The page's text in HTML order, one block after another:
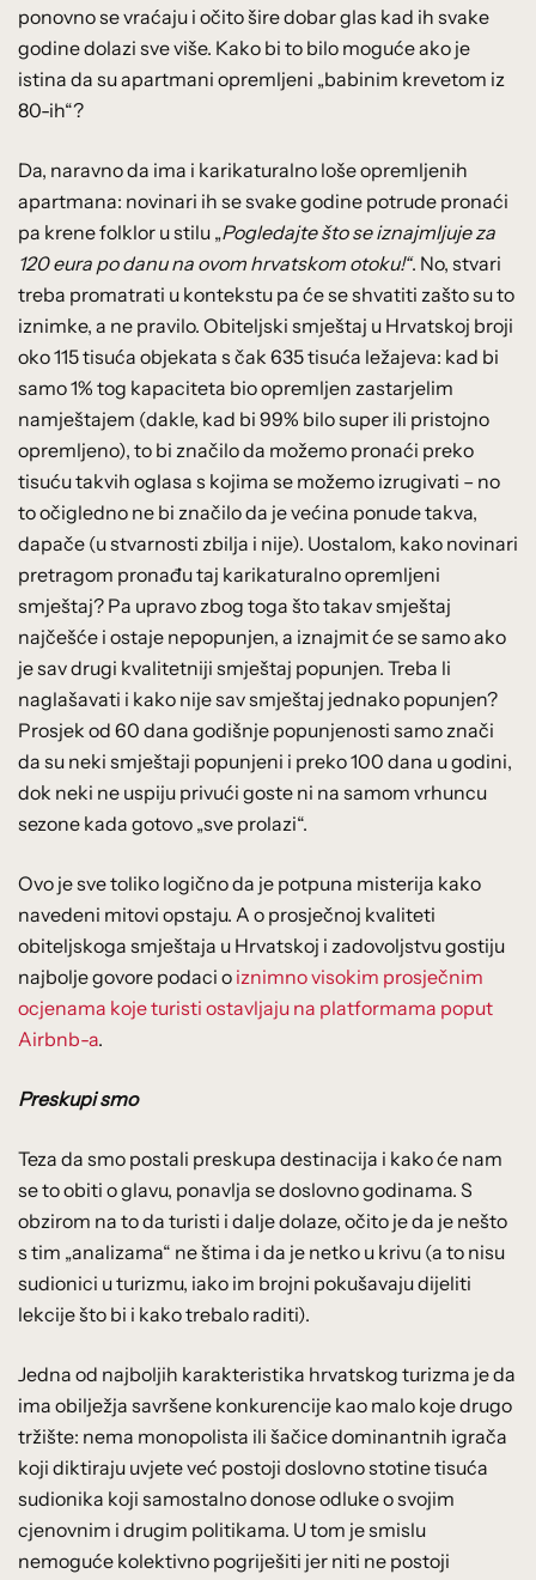
ponovno se vraćaju i očito šire dobar glas kad ih svake
godine dolazi sve više. Kako bi to bilo moguće ako je
istina da su apartmani opremljeni „babinim krevetom iz
80-ih“?
Da, naravno da ima i karikaturalno loše opremljenih
apartmana: novinari ih se svake godine potrude pronaći
pa krene folklor u stilu „Pogledajte što se iznajmljuje za
120 eura po danu na ovom hrvatskom otoku!“. No, stvari
treba promatrati u kontekstu pa će se shvatiti zašto su to
iznimke, a ne pravilo. Obiteljski smještaj u Hrvatskoj broji
oko 115 tisuća objekata s čak 635 tisuća ležajeva: kad bi
samo 1% tog kapaciteta bio opremljen zastarjelim
namještajem (dakle, kad bi 99% bilo super ili pristojno
opremljeno), to bi značilo da možemo pronaći preko
tisuću takvih oglasa s kojima se možemo izrugivati – no
to očigledno ne bi značilo da je većina ponude takva,
dapače (u stvarnosti zbilja i nije). Uostalom, kako novinari
pretragom pronađu taj karikaturalno opremljeni
smještaj? Pa upravo zbog toga što takav smještaj
najčešće i ostaje nepopunjen, a iznajmit će se samo ako
je sav drugi kvalitetniji smještaj popunjen. Treba li
naglašavati i kako nije sav smještaj jednako popunjen?
Prosjek od 60 dana godišnje popunjenosti samo znači
da su neki smještaji popunjeni i preko 100 dana u godini,
dok neki ne uspiju privući goste ni na samom vrhuncu
sezone kada gotovo „sve prolazi“.
Ovo je sve toliko logično da je potpuna misterija kako
navedeni mitovi opstaju. A o prosječnoj kvaliteti
obiteljskoga smještaja u Hrvatskoj i zadovoljstvu gostiju
najbolje govore podaci o iznimno visokim prosječnim
ocjenama koje turisti ostavljaju na platformama poput
Airbnb-a.
Preskupi smo
Teza da smo postali preskupa destinacija i kako će nam
se to obiti o glavu, ponavlja se doslovno godinama. S
obzirom na to da turisti i dalje dolaze, očito je da je nešto
s tim „analizama“ ne štima i da je netko u krivu (a to nisu
sudionici u turizmu, iako im brojni pokušavaju dijeliti
lekcije što bi i kako trebalo raditi).
Jedna od najboljih karakteristika hrvatskog turizma je da
ima obilježja savršene konkurencije kao malo koje drugo
tržište: nema monopolista ili šačice dominantnih igrača
koji diktiraju uvjete već postoji doslovno stotine tisuća
sudionika koji samostalno donose odluke o svojim
cjenovnim i drugim politikama. U tom je smislu
nemoguće kolektivno pogriješiti jer niti ne postoji